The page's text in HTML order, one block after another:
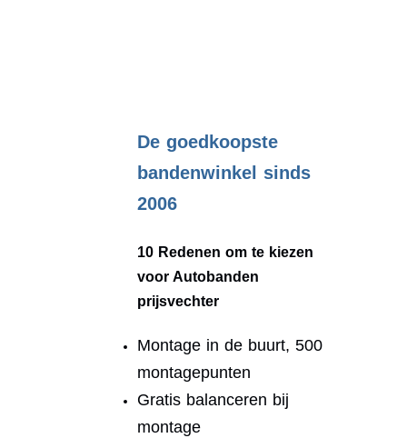
De goedkoopste
bandenwinkel sinds
2006
10 Redenen om te kiezen
voor Autobanden
prijsvechter
Montage in de buurt, 500
montagepunten
Gratis balanceren bij
montage